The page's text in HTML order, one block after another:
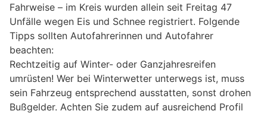
Fahrweise – im Kreis wurden allein seit Freitag 47
Unfälle wegen Eis und Schnee registriert. Folgende
Tipps sollten Autofahrerinnen und Autofahrer
beachten:
Rechtzeitig auf Winter- oder Ganzjahresreifen
umrüsten! Wer bei Winterwetter unterwegs ist, muss
sein Fahrzeug entsprechend ausstatten, sonst drohen
Bußgelder. Achten Sie zudem auf ausreichend Profil